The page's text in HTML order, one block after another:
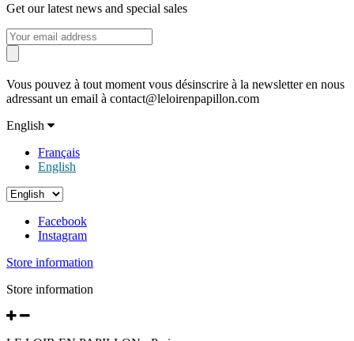
Get our latest news and special sales
Vous pouvez à tout moment vous désinscrire à la newsletter en nous
adressant un email à contact@leloirenpapillon.com
English
Français
English
Facebook
Instagram
Store information
Store information